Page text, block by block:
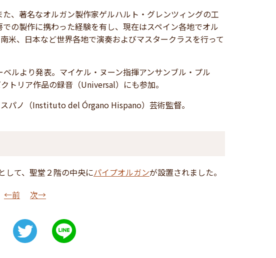
た、著名なオルガン製作家ゲルハルト・グレンツィングの工
での製作に携わった経験を有し、現在はスペイン各地でオル
米、日本など世界各地で演奏およびマスタークラスを行って
ルより発表。マイケル・ヌーン指揮アンサンブル・プル
トリア作品の録音（Universal）にも参加。
パノ（Instituto del Órgano Hispano）芸術監督。
して、聖堂２階の中央にパイプオルガンが設置されました。
←前
次→